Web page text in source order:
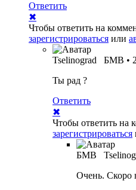
Ответить
✖
Чтобы ответить на
зарегистрироваться или
Tselinograd БМВ •
Ты рад ?
Ответить
✖
Чтобы ответить на
зарегистрироваться
БМВ
Очень. Скоро